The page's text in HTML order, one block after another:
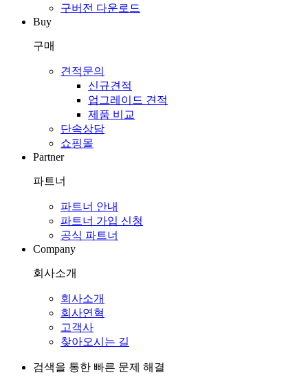
구버전 다운로드
Buy
구매
견적문의
신규견적
업그레이드 견적
제품 비교
단속상담
쇼핑몰
Partner
파트너
파트너 안내
파트너 가입 신청
공식 파트너
Company
회사소개
회사소개
회사연혁
고객사
찾아오시는 길
검색을 통한 빠른 문제 해결